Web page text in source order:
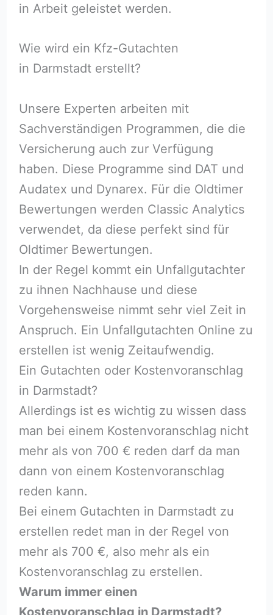
in Arbeit geleistet werden.
Wie wird ein Kfz-Gutachten
in Darmstadt erstellt?
Unsere Experten arbeiten mit
Sachverständigen Programmen, die die
Versicherung auch zur Verfügung
haben. Diese Programme sind DAT und
Audatex und Dynarex. Für die Oldtimer
Bewertungen werden Classic Analytics
verwendet, da diese perfekt sind für
Oldtimer Bewertungen.
In der Regel kommt ein Unfallgutachter
zu ihnen Nachhause und diese
Vorgehensweise nimmt sehr viel Zeit in
Anspruch. Ein Unfallgutachten Online zu
erstellen ist wenig Zeitaufwendig.
Ein Gutachten oder Kostenvoranschlag
in Darmstadt?
Allerdings ist es wichtig zu wissen dass
man bei einem Kostenvoranschlag nicht
mehr als von 700 € reden darf da man
dann von einem Kostenvoranschlag
reden kann.
Bei einem Gutachten in Darmstadt zu
erstellen redet man in der Regel von
mehr als 700 €, also mehr als ein
Kostenvoranschlag zu erstellen.
Warum immer einen
Kostenvoranschlag in Darmstadt?